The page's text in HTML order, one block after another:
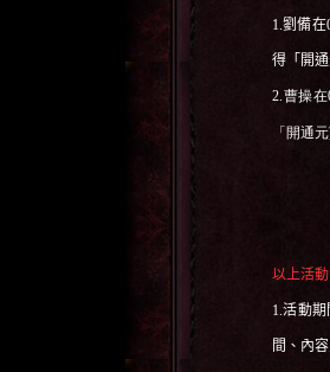
1.劉備在
得「開
2.曹操在
「開通
以上活
1.活動期
間、內